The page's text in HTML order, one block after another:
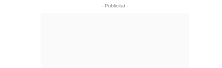
- Publicitat -